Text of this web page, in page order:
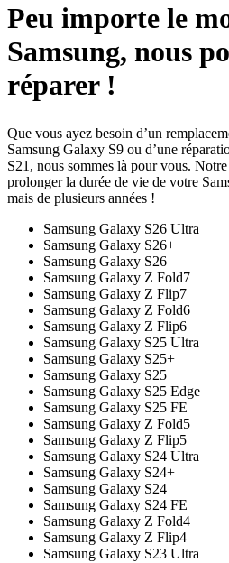
Peu importe le
Samsung, nous
réparer !
Que vous ayez besoin d’un
Samsung Galaxy S9 ou d’une
S21, nous sommes là pour vous.
prolonger la durée de vie de votre
mais de plusieurs années !
Samsung Galaxy S26 Ultra
Samsung Galaxy S26+
Samsung Galaxy S26
Samsung Galaxy Z Fold7
Samsung Galaxy Z Flip7
Samsung Galaxy Z Fold6
Samsung Galaxy Z Flip6
Samsung Galaxy S25 Ultra
Samsung Galaxy S25+
Samsung Galaxy S25
Samsung Galaxy S25 Edge
Samsung Galaxy S25 FE
Samsung Galaxy Z Fold5
Samsung Galaxy Z Flip5
Samsung Galaxy S24 Ultra
Samsung Galaxy S24+
Samsung Galaxy S24
Samsung Galaxy S24 FE
Samsung Galaxy Z Fold4
Samsung Galaxy Z Flip4
Samsung Galaxy S23 Ultra